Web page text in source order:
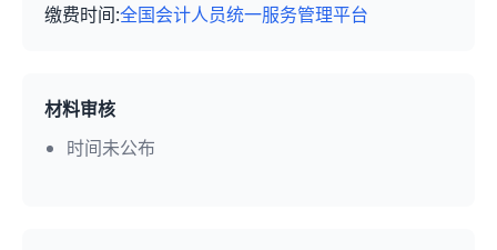
缴费时间:全国会计人员统一服务管理平台
材料审核
时间未公布